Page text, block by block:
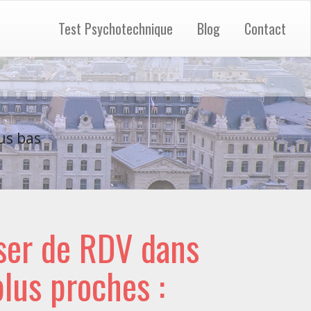
Test Psychotechnique Blog Contact
bas
de RDV dans
proches :